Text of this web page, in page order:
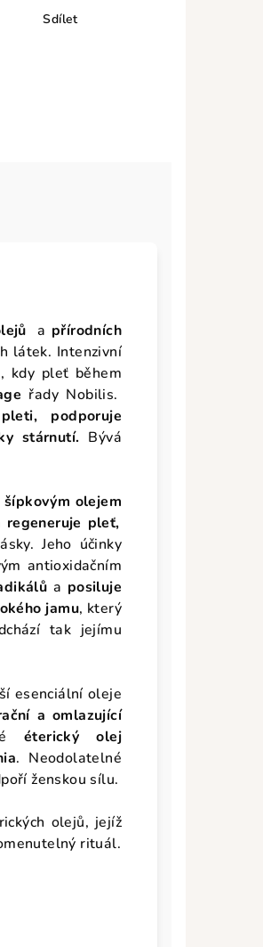
Sdílet
a přírodních
látek. Intenzivní
, kdy pleť během
řady Nobilis.
podporuje
stárnutí. Bývá
šípkovým olejem
regeneruje pleť,
Jeho účinky
antioxidačním
a posiluje
jamu, který
tak jejímu
esenciální oleje
a omlazující
éterický olej
. Neodolatelné
ženskou sílu.
olejů, jejíž
rituál.